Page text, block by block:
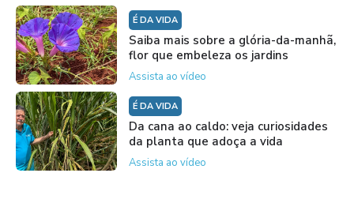
É DA VIDA
Saiba mais sobre a glória-da-manhã,
flor que embeleza os jardins
Assista ao vídeo
É DA VIDA
Da cana ao caldo: veja curiosidades
da planta que adoça a vida
Assista ao vídeo